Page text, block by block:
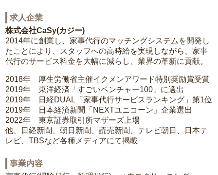
求人企業
株式会社CaSy(カジー)
2014年に創業し、家事代行のマッチングシステムを開発し
たことにより、スタッフへの高時給を実現しながら、家事
代行のサービス料金を大幅に減らし、業界の革新に貢献。
2018年 厚生労働省主催イクメンアワード特別奨励賞受賞
2019年 東洋経済「すごいベンチャー100」に選出
2019年 日経DUAL「家事代行サービスランキング」第1位
2019年 日本経済新聞「NEXTユニコーン」企業選出
2022年 東京証券取引所マザーズ上場
他、日経新聞、朝日新聞、読売新聞、テレビ朝日、日本テ
レビ、TBSなど各種メディアにて掲載
事業内容